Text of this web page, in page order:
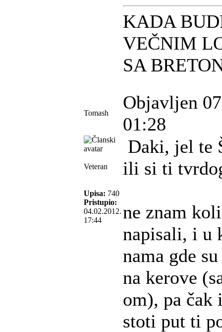
KADA
VEČNIM
SA
Tomash
Objavljen
01:28
Veteran
Upisa: 740
Pristupio:
04.02.2012.
17:44
Daki, jel te
ili si ti
ne znam
napisali, i u
nama gde
na kerove
om), pa čak
stoti put ti